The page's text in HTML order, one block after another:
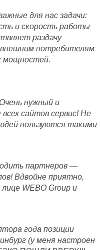
для нас задачи:
и скорость работы
раздачу
потребителям
мощностей.
нужный и
сайтов сервис! Не
пользуются такими
партнеров —
Вдвойне приятно,
WEBO Group и
года позиции
(у меня настроен